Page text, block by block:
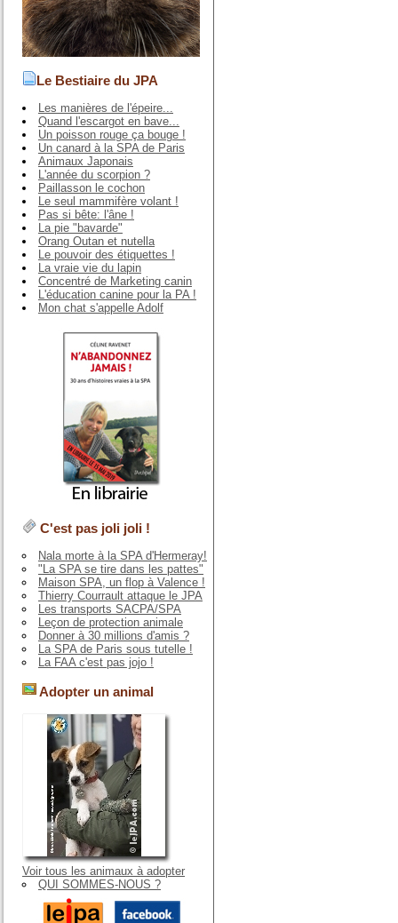
Le Bestiaire du JPA
Les manières de l'épeire...
Quand l'escargot en bave...
Un poisson rouge ça bouge !
Un canard à la SPA de Paris
Animaux Japonais
L'année du scorpion ?
Paillasson le cochon
Le seul mammifère volant !
Pas si bête: l'âne !
La pie "bavarde"
Orang Outan et nutella
Le pouvoir des étiquettes !
La vraie vie du lapin
Concentré de Marketing canin
L'éducation canine pour la PA !
Mon chat s'appelle Adolf
C'est pas joli joli !
Nala morte à la SPA d'Hermeray!
"La SPA se tire dans les pattes"
Maison SPA, un flop à Valence !
Thierry Courrault attaque le JPA
Les transports SACPA/SPA
Leçon de protection animale
Donner à 30 millions d'amis ?
La SPA de Paris sous tutelle !
La FAA c'est pas jojo !
Adopter un animal
Voir tous les animaux à adopter
QUI SOMMES-NOUS ?